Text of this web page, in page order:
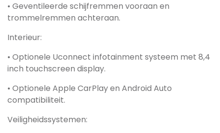
• Geventileerde schijfremmen vooraan en
trommelremmen achteraan.
Interieur:
• Optionele Uconnect infotainment systeem met 8,4
inch touchscreen display.
• Optionele Apple CarPlay en Android Auto
compatibiliteit.
Veiligheidssystemen: